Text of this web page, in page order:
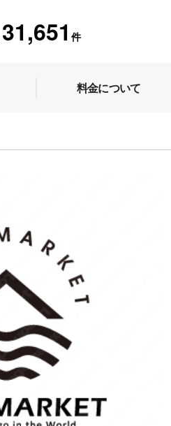
31,651 件
料金について